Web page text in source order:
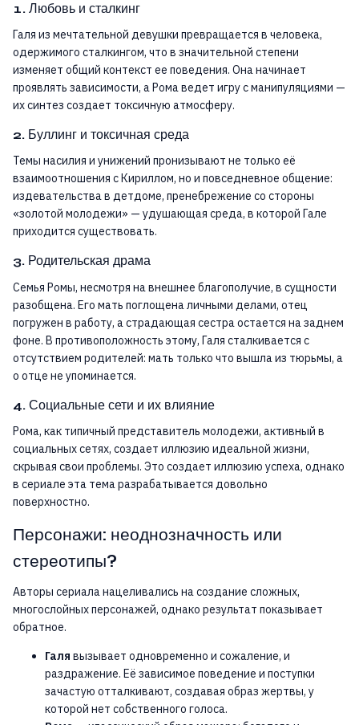
1. Любовь и сталкинг
Галя из мечтательной девушки превращается в человека,
одержимого сталкингом, что в значительной степени
изменяет общий контекст ее поведения. Она начинает
проявлять зависимости, а Рома ведет игру с манипуляциями —
их синтез создает токсичную атмосферу.
2. Буллинг и токсичная среда
Темы насилия и унижений пронизывают не только её
взаимоотношения с Кириллом, но и повседневное общение:
издевательства в детдоме, пренебрежение со стороны
«золотой молодежи» — удушающая среда, в которой Гале
приходится существовать.
3. Родительская драма
Семья Ромы, несмотря на внешнее благополучие, в сущности
разобщена. Его мать поглощена личными делами, отец
погружен в работу, а страдающая сестра остается на заднем
фоне. В противоположность этому, Галя сталкивается с
отсутствием родителей: мать только что вышла из тюрьмы, а
о отце не упоминается.
4. Социальные сети и их влияние
Рома, как типичный представитель молодежи, активный в
социальных сетях, создает иллюзию идеальной жизни,
скрывая свои проблемы. Это создает иллюзию успеха, однако
в сериале эта тема разрабатывается довольно
поверхностно.
Персонажи: неоднозначность или
стереотипы?
Авторы сериала нацеливались на создание сложных,
многослойных персонажей, однако результат показывает
обратное.
Галя вызывает одновременно и сожаление, и
раздражение. Её зависимое поведение и поступки
зачастую отталкивают, создавая образ жертвы, у
которой нет собственного голоса.